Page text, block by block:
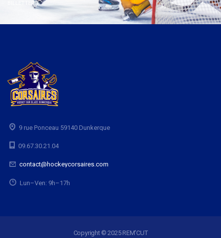
BILLETTERIE
9 rue Ponceau 59140 Dunkerque
09.67.30.21.04
contact@hockeycorsaires.com
Lun–Ven: 9h–17h
Copyright © 2025 REM'CUT